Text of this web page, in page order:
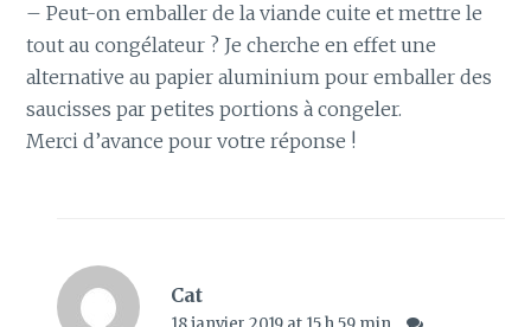
– Peut-on emballer de la viande cuite et mettre le
tout au congélateur ? Je cherche en effet une
alternative au papier aluminium pour emballer des
saucisses par petites portions à congeler.
Merci d’avance pour votre réponse !
Cat